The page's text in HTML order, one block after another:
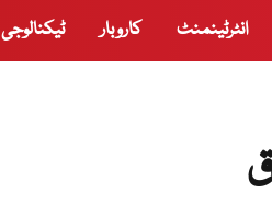
انٹرٹینمنٹ کاروبار ٹیکنالوجی